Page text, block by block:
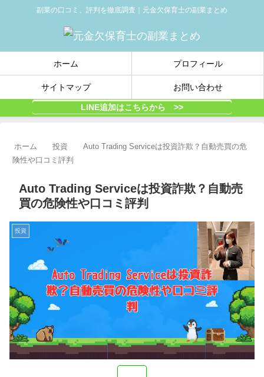
副業の口コミ、評判を徹底調査｜元金欠保育士の副業まとめ
ホーム プロフィール
サイトマップ お問い合わせ
LINE追加はこちらから >>
ホーム 投資
Auto Trading Serviceは投資詐欺？自動売買の危
険性や口コミ評判
Auto Trading Serviceは投資詐欺？自動売
買の危険性や口コミ評判
投資